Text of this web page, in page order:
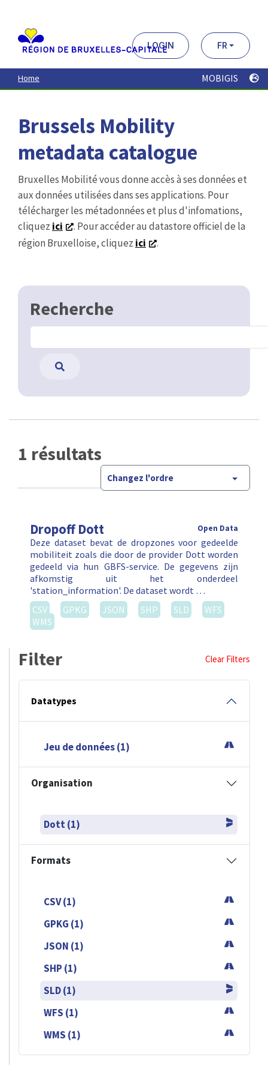
contenu
principal
LOGIN FR
Home MOBIGIS
Brussels Mobility
metadata catalogue
Bruxelles Mobilité vous donne accès à ses données et
aux données utilisées dans ses applications. Pour
télécharger les métadonnées et plus d'infomations,
cliquez ici
. Pour accéder au datastore officiel de la
région Bruxelloise, cliquez ici .
Recherche
1 résultats
Changez l'ordre
Dropoff Dott Open Data
Deze dataset bevat de dropzones voor gedeelde
mobiliteit zoals die door de provider Dott worden
gedeeld via hun GBFS-service. De gegevens zijn
afkomstig uit het onderdeel
'station_information'. De dataset wordt …
CSV
GPKG JSON SHP SLD
WFS
WMS
Filter Clear Filters
Datatypes
Jeu de données (1)
Organisation
Dott (1)
Formats
CSV (1)
GPKG (1)
JSON (1)
SHP (1)
SLD (1)
WFS (1)
WMS (1)